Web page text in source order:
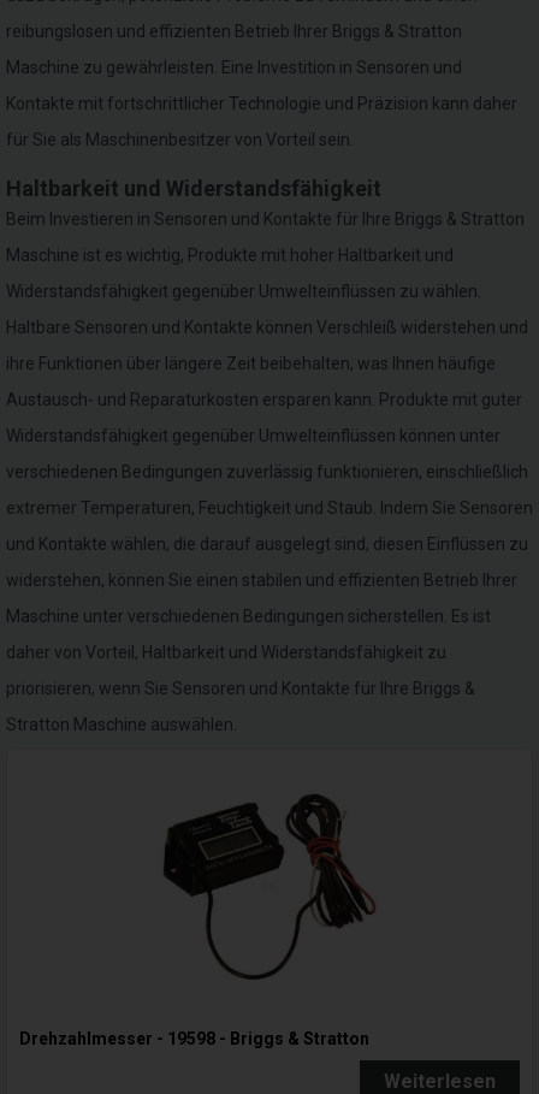
reibungslosen und effizienten Betrieb Ihrer Briggs & Stratton
Maschine zu gewährleisten. Eine Investition in Sensoren und
Kontakte mit fortschrittlicher Technologie und Präzision kann daher
für Sie als Maschinenbesitzer von Vorteil sein.
Haltbarkeit und Widerstandsfähigkeit
Beim Investieren in Sensoren und Kontakte für Ihre Briggs & Stratton
Maschine ist es wichtig, Produkte mit hoher Haltbarkeit und
Widerstandsfähigkeit gegenüber Umwelteinflüssen zu wählen.
Haltbare Sensoren und Kontakte können Verschleiß widerstehen und
ihre Funktionen über längere Zeit beibehalten, was Ihnen häufige
Austausch- und Reparaturkosten ersparen kann. Produkte mit guter
Widerstandsfähigkeit gegenüber Umwelteinflüssen können unter
verschiedenen Bedingungen zuverlässig funktionieren, einschließlich
extremer Temperaturen, Feuchtigkeit und Staub. Indem Sie Sensoren
und Kontakte wählen, die darauf ausgelegt sind, diesen Einflüssen zu
widerstehen, können Sie einen stabilen und effizienten Betrieb Ihrer
Maschine unter verschiedenen Bedingungen sicherstellen. Es ist
daher von Vorteil, Haltbarkeit und Widerstandsfähigkeit zu
priorisieren, wenn Sie Sensoren und Kontakte für Ihre Briggs &
Stratton Maschine auswählen.
Drehzahlmesser - 19598 - Briggs & Stratton
Weiterlesen